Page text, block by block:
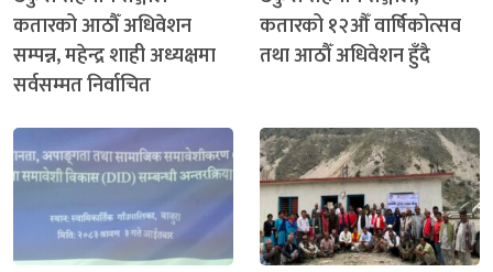
कतारको आठौँ अधिवेशन
सम्पन्न, महेन्द्र शाही अध्यक्षमा
सर्वसम्मत निर्वाचित
कतारको १२औँ वार्षिकोत्सव
तथा आठौँ अधिवेशन हुँदै